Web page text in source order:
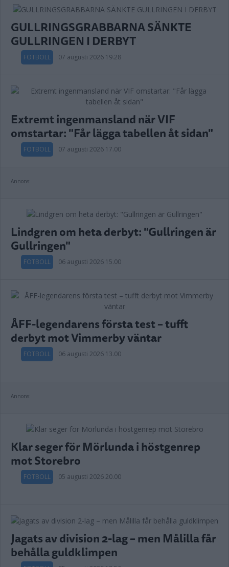
GULLRINGSGRABBARNA SÄNKTE
GULLRINGEN I DERBYT
FOTBOLL 07 augusti 2026 19.28
Extremt ingenmansland när VIF
omstartar: "Får lägga tabellen åt sidan"
FOTBOLL 07 augusti 2026 17.00
Annons:
Lindgren om heta derbyt: "Gullringen är
Gullringen"
FOTBOLL 06 augusti 2026 15.00
ÅFF-legendarens första test – tufft
derbyt mot Vimmerby väntar
FOTBOLL 06 augusti 2026 13.00
Annons:
Klar seger för Mörlunda i höstgenrep
mot Storebro
FOTBOLL 05 augusti 2026 20.00
Jagats av division 2-lag – men Målilla får
behålla guldklimpen